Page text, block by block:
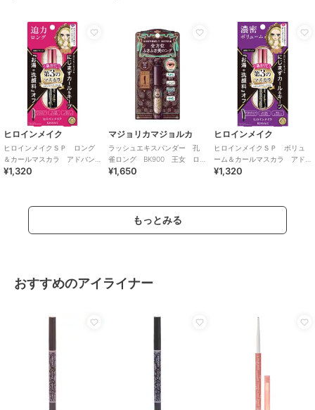
ヒロインメイク
ヒロインメイクＳＰ ロング
＆カールマスカラ アドバン
ストフィルム０１
¥1,320
マジョリカマジョルカ
ラッシュエキスパンダー 孔
雀ロング BK900 王女 ロ
ゼブラック
¥1,650
ヒロインメイク
ヒロインメイクＳＰ ボリュ
ーム＆カールマスカラ アド
バンストフィルム０１
¥1,320
もっとみる
おすすめのアイライナー